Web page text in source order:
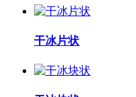
干冰片状